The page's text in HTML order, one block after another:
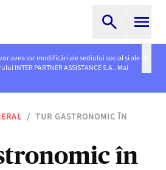
avea loc modificări ale sediului social și ale
INTER PARTNER ASSISTANCE S.A.. Mai
/ TUR GASTRONOMIC ÎN
în